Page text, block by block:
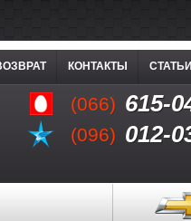
(066) 615-
(096) 012-
КОНТАКТЫ СТАТЬИ